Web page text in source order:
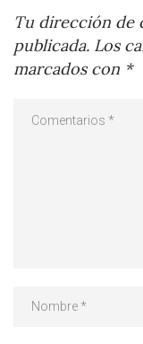
Tu dirección de
publicada. Los
marcados con *